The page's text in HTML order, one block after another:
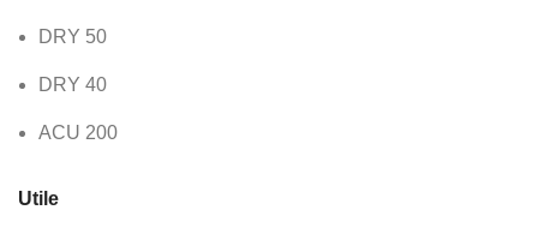
DRY 50
DRY 40
ACU 200
Utile